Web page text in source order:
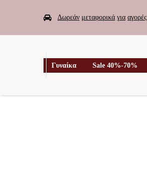
 Δωρεάν μεταφορικά για αγορές
Γυναίκα Sale 40%-70%